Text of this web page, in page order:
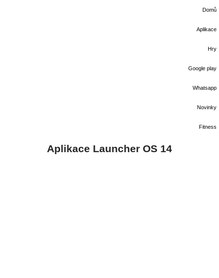
Domů
Aplikace
Hry
Google play
Whatsapp
Novinky
Fitness
Aplikace Launcher OS 14